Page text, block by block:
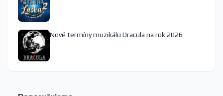
Nové termíny muzikálu Dracula na rok 2026